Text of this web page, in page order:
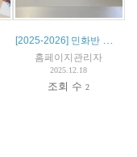
[2025-2026] 민화반 아이들이 그린 케데헌 더피
홈페이지관리자
2025.12.18
조회 수2